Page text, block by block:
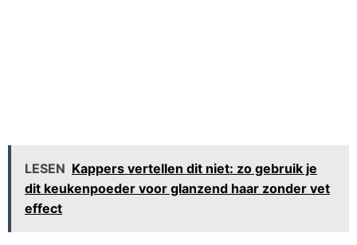
LESEN Kappers vertellen dit niet: zo gebruik je
dit keukenpoeder voor glanzend haar zonder vet
effect